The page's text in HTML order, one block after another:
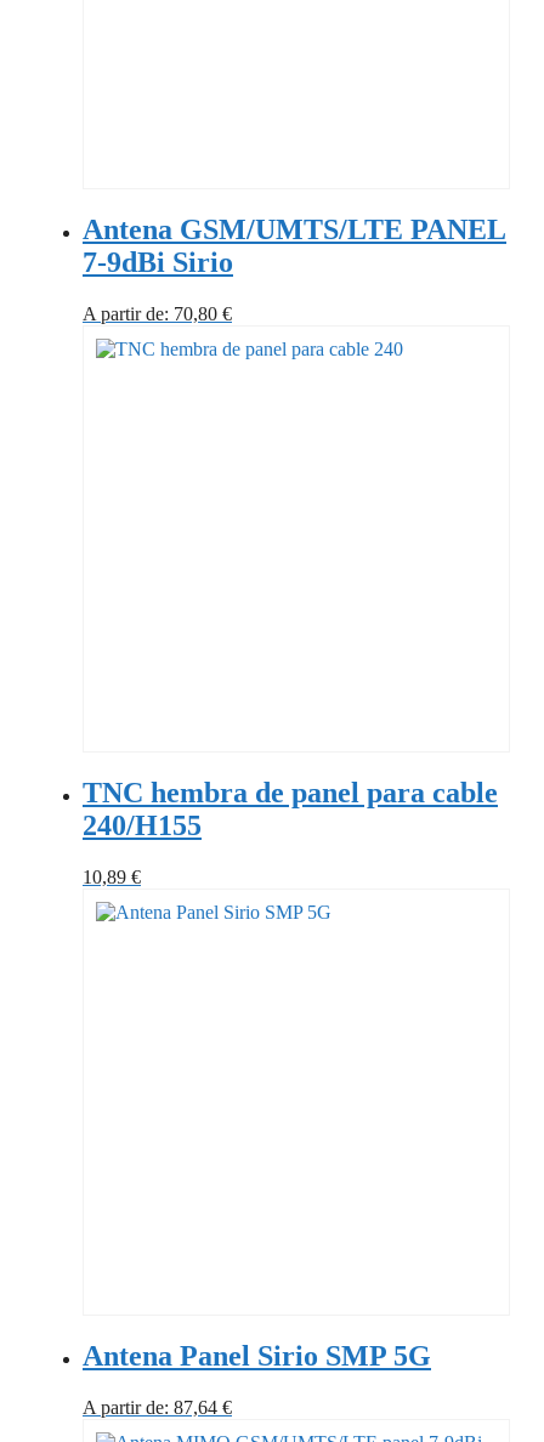
Antena GSM/UMTS/LTE PANEL
7-9dBi Sirio
A partir de: 70,80 €
TNC hembra de panel para cable
240/H155
10,89 €
Antena Panel Sirio SMP 5G
A partir de: 87,64 €